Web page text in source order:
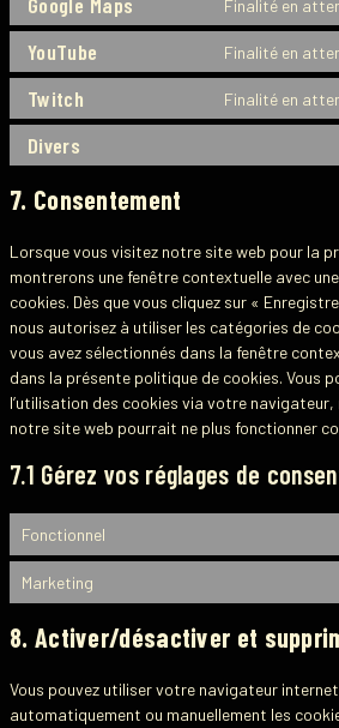
Finalité en
YouTube Finalité en
Twitch Finalité en
Divers
7. Consentement
Lorsque vous visitez notre site web pour la
montrerons une fenêtre contextuelle avec
cookies. Dès que vous cliquez sur «
nous autorisez à utiliser les catégories de
vous avez sélectionnés dans la fenêtre
dans la présente politique de cookies. Vous
l’utilisation des cookies via votre navigateur,
notre site web pourrait ne plus fonctionner
7.1 Gérez vos réglages de
Fonctionnel
Marketing
8. Activer/désactiver et
Vous pouvez utiliser votre navigateur
automatiquement ou manuellement les